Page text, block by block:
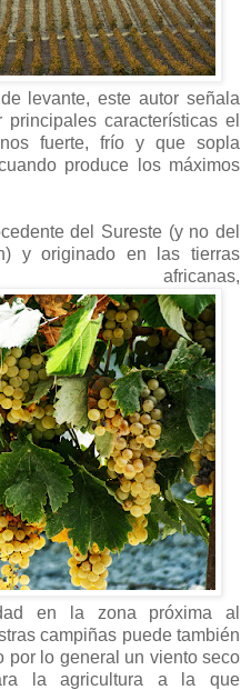
levante, este autor señala
características el
fuerte, frío y que sopla
produce los máximos
del Sureste (y no del
y originado en las tierras
africanas,
en la zona próxima al
campiñas puede también
por lo general un viento seco
la agricultura a la que